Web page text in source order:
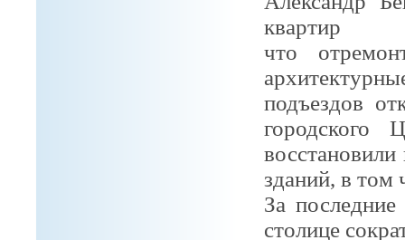
квартир
что
подъездов
городского
зданий, в том
За
столице